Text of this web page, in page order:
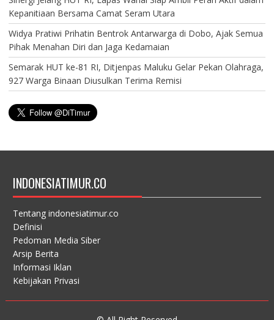
Kepanitiaan Bersama Camat Seram Utara
Widya Pratiwi Prihatin Bentrok Antarwarga di Dobo, Ajak Semua
Pihak Menahan Diri dan Jaga Kedamaian
Semarak HUT ke-81 RI, Ditjenpas Maluku Gelar Pekan Olahraga,
927 Warga Binaan Diusulkan Terima Remisi
INDONESIATIMUR.CO
Tentang indonesiatimur.co
Definisi
Pedoman Media Siber
Arsip Berita
Informasi Iklan
Kebijakan Privasi